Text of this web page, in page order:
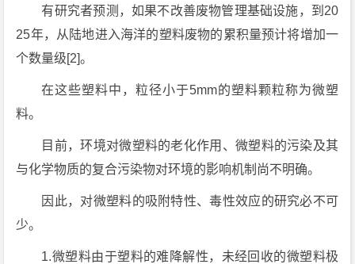
有研究者预测，如果不改善废物管理基础设施，到20
25年，从陆地进入海洋的塑料废物的累积量预计将增加一
个数量级[2]。
在这些塑料中，粒径小于5mm的塑料颗粒称为微塑
料。
目前，环境对微塑料的老化作用、微塑料的污染及其
与化学物质的复合污染物对环境的影响机制尚不明确。
因此，对微塑料的吸附特性、毒性效应的研究必不可
少。
1.微塑料由于塑料的难降解性，未经回收的微塑料极